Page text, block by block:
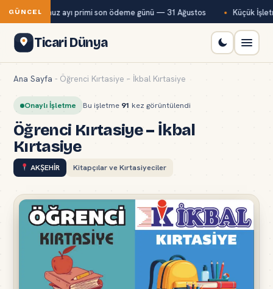
GÜNCEL
Kur temmuz ayı primi son ödeme günü — 31 Ağustos Küçük
Ticari Dünya
Ana Sayfa - Öğrenci Kırtasiye – İkbal Kırtasiye
Onaylı İşletme Bu işletme 91 kez görüntülendi
Öğrenci Kırtasiye – İkbal
Kırtasiye
AKŞEHİR Kitapçılar ve Kırtasiyeciler